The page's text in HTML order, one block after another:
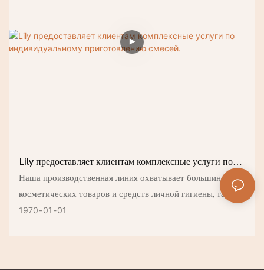
Lily предоставляет клиентам комплексные услуги по
индивидуальному приготовлению смесей.
Наша производственная линия охватывает большинство
косметических товаров и средств личной гигиены, таких
как мыло для рук, гель для душа, скраб, мыло, соли для
1970 01 01